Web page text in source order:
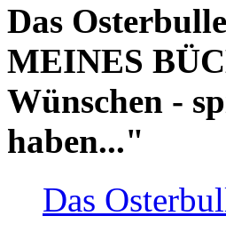
Das
MEINES
Wünschen -
haben..."
Das